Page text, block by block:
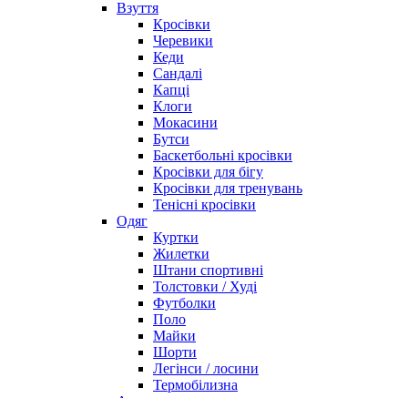
Взуття
Кросівки
Черевики
Кеди
Сандалі
Капці
Клоги
Мокасини
Бутси
Баскетбольні кросівки
Кросівки для бігу
Кросівки для тренувань
Тенісні кросівки
Одяг
Куртки
Жилетки
Штани спортивні
Толстовки / Худі
Футболки
Поло
Майки
Шорти
Легінси / лосини
Термобілизна